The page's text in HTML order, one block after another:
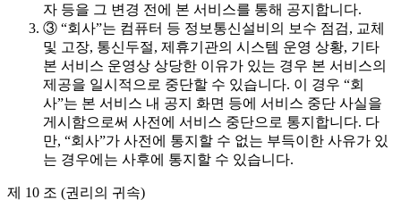
자 등을 그 변경 전에 본 서비스를 통해 공지합니다.
③ “회사”는 컴퓨터 등 정보통신설비의 보수 점검, 교체
및 고장, 통신두절, 제휴기관의 시스템 운영 상황, 기타
본 서비스 운영상 상당한 이유가 있는 경우 본 서비스의
제공을 일시적으로 중단할 수 있습니다. 이 경우 “회
사”는 본 서비스 내 공지 화면 등에 서비스 중단 사실을
게시함으로써 사전에 서비스 중단으로 통지합니다. 다
만, “회사”가 사전에 통지할 수 없는 부득이한 사유가 있
는 경우에는 사후에 통지할 수 있습니다.
제 10 조 (권리의 귀속)